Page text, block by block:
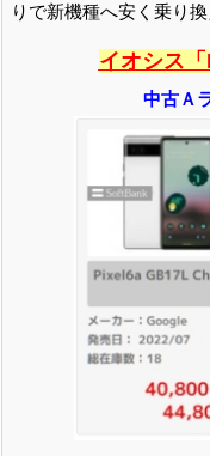
りで新機種へ安く乗り
イオシス
中古Ａ